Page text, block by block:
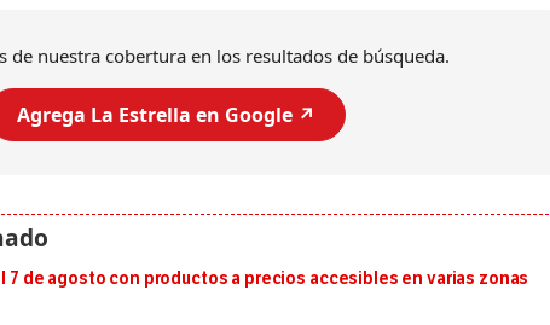
de nuestra cobertura en los resultados de búsqueda.
Agrega La Estrella en Google ↗️
7 de agosto con productos a precios accesibles en varias zonas